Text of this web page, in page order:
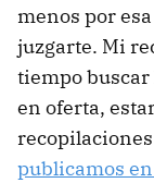
menos por
juzgarte. Mi
tiempo buscar
en oferta,
publicamos